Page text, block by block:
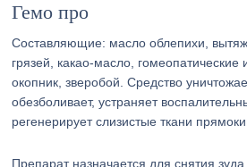
Гемо про
Составляющие: масло облепихи,
грязей, какао-масло, гомеопатические
окопник, зверобой. Средство
обезболивает, устраняет
регенерирует слизистые ткани
Препарат назначается для снятия